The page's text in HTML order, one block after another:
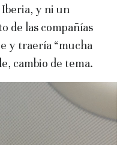
Iberia, y ni un
de las compañías
y traería “mucha
cambio de tema.